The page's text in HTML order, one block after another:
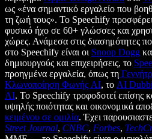
ως «ένα σημαντικό εργαλείο που
τη ζωή τους». Το Speechify
φυσικό ήχο σε 60+ γλώσσες και
χώρες. Ανάμεσα στις διασημότητες
στο Speechify είναι οι Snoop Dogg
δημιουργούς και επιχειρήσεις, το
προηγμένα εργαλεία, όπως τη
Κλωνοποίηση Φωνής AI, το AI
AI. Το Speechify τροφοδοτεί επίσης
υψηλής ποιότητας και οικονομικά
κειμένου σε ομιλία. Έχει
Street Journal, CNBC, Forbes,